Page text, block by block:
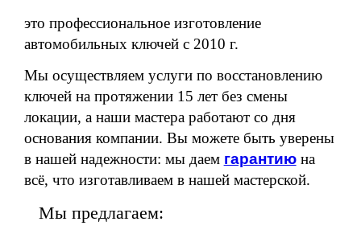
это профессиональное изготовление
автомобильных ключей с 2010 г.
Мы осуществляем услуги по восстановлению
ключей на протяжении 15 лет без смены
локации, а наши мастера работают со дня
основания компании. Вы можете быть уверены
в нашей надежности: мы даем гарантию на
всё, что изготавливаем в нашей мастерской.
Мы предлагаем: